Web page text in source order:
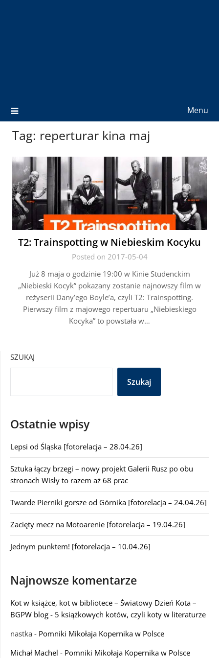
Menu
Tag: reperturar kina maj
T2: Trainspotting w Niebieskim Kocyku
Posted on 2017-05-04
Już 8 maja o godzinie 19:00 w Kinie Studenckim
„Niebieski Kocyk” pokazany zostanie najnowszy film w
reżyserii Dany’ego Boyle’a, czyli T2: Trainspotting.
Pierwszy film z majowego repertuaru „Niebieskiego
Kocyka” to powstała w…
SZUKAJ
Szukaj
Ostatnie wpisy
Lepsi od Śląska [fotorelacja – 28.04.26]
Sztuka łączy brzegi – nowy projekt Galerii Rusz po obu
stronach Wisły to razem aż 68 prac
Twarde Pierniki gorsze od Górnika [fotorelacja – 24.04.26]
Zacięty mecz na Motoarenie [fotorelacja – 19.04.26]
Jednym punktem! [fotorelacja – 10.04.26]
Najnowsze komentarze
Kot w książce, kot w bibliotece – Światowy Dzień Kota –
BGPW blog - 5 książkowych kotów, czyli koty w literaturze
nastka - Pomniki Mikołaja Kopernika w Polsce
Michał Machel - Pomniki Mikołaja Kopernika w Polsce